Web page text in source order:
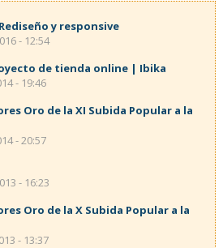
y responsive
- 12:54
de tienda online | Ibika
- 19:46
Oro de la XI Subida Popular a la
- 20:57
- 16:23
Oro de la X Subida Popular a la
- 13:37